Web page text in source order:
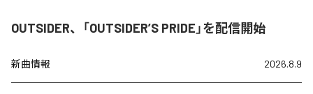
OUTSIDER、「OUTSIDER’S PRIDE」を配信開始
新曲情報 2026.8.9